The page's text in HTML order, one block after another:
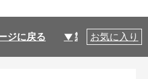
ジに戻る 製品仕様
お気に入り